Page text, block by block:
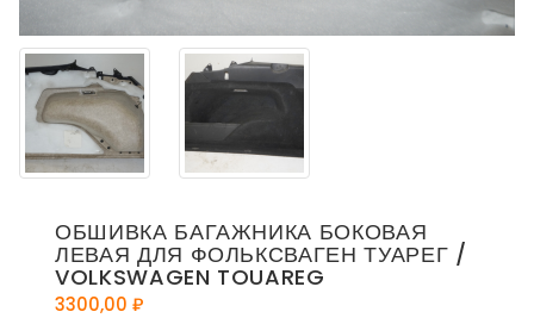
ОБШИВКА БАГАЖНИКА БОКОВАЯ
ЛЕВАЯ ДЛЯ ФОЛЬКСВАГЕН ТУАРЕГ /
VOLKSWAGEN TOUAREG
3300,00 ₽